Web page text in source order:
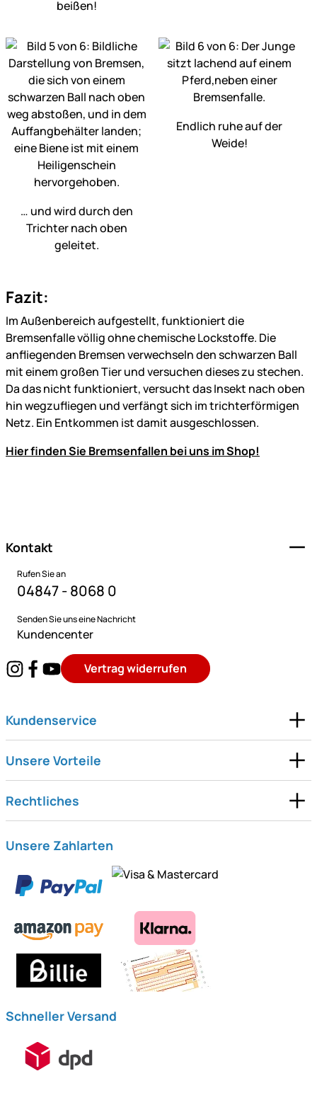
beißen!
… und wird durch den
Trichter nach oben
geleitet.
Endlich ruhe auf der
Weide!
Fazit:
Im Außenbereich aufgestellt, funktioniert die
Bremsenfalle völlig ohne chemische Lockstoffe. Die
anfliegenden Bremsen verwechseln den schwarzen Ball
mit einem großen Tier und versuchen dieses zu stechen.
Da das nicht funktioniert, versucht das Insekt nach oben
hin wegzufliegen und verfängt sich im trichterförmigen
Netz. Ein Entkommen ist damit ausgeschlossen.
Hier finden Sie Bremsenfallen bei uns im Shop!
Kontakt
Rufen Sie an
04847 - 8068 0
Senden Sie uns eine Nachricht
Kundencenter
Vertrag widerrufen
Kundenservice
Unsere Vorteile
Rechtliches
Unsere Zahlarten
Schneller Versand